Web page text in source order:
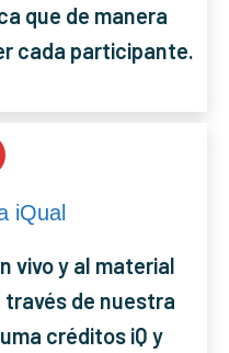
que de manera
cada participante.
iQual
vivo y al material
de nuestra
créditos iQ y